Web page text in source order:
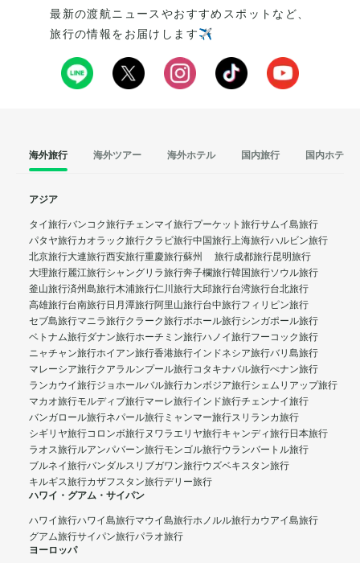
最新の渡航ニュースやおすすめスポットなど、
旅行の情報をお届けします✈️
海外旅行 海外ツアー 海外ホテル 国内旅行 国内ホテル
アジア
タイ旅行バンコク旅行チェンマイ旅行プーケット旅行サムイ島旅行
パタヤ旅行カオラック旅行クラビ旅行中国旅行上海旅行ハルビン旅行
北京旅行大連旅行西安旅行重慶旅行蘇州 旅行成都旅行昆明旅行
大理旅行麗江旅行シャングリラ旅行奔子欄旅行韓国旅行ソウル旅行
釜山旅行済州島旅行木浦旅行仁川旅行大邱旅行台湾旅行台北旅行
高雄旅行台南旅行日月潭旅行阿里山旅行台中旅行フィリピン旅行
セブ島旅行マニラ旅行クラーク旅行ボホール旅行シンガポール旅行
ベトナム旅行ダナン旅行ホーチミン旅行ハノイ旅行フーコック旅行
ニャチャン旅行ホイアン旅行香港旅行インドネシア旅行バリ島旅行
マレーシア旅行クアラルンプール旅行コタキナバル旅行ぺナン旅行
ランカウイ旅行ジョホールバル旅行カンボジア旅行シェムリアップ旅行
マカオ旅行モルディブ旅行マーレ旅行インド旅行チェンナイ旅行
バンガロール旅行ネパール旅行 ミャンマー旅行スリランカ旅行
シギリヤ旅行コロンボ旅行ヌワラエリヤ旅行キャンディ旅行日本旅行
ラオス旅行ルアンパバーン旅行モンゴル旅行ウランバートル旅行
ブルネイ旅行バンダルスリブガワン旅行ウズベキスタン旅行
キルギス旅行カザフスタン旅行デリー旅行
ハワイ・グアム・サイパン
ハワイ旅行ハワイ島旅行マウイ島旅行ホノルル旅行カウアイ島旅行
グアム旅行サイパン旅行パラオ旅行
ヨーロッパ